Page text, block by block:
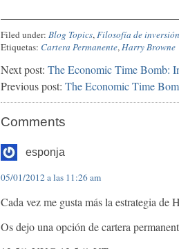
Filed under: Blog Topics,Filosofía de inversión
Etiquetas: Cartera Permanente,Harry Browne
Next post: The Economic Time Bomb:
Previous post: The Economic Time
Comments
esponja
05/01/2012 a las 11:26 am
Cada vez me gusta más la estrategia de
Os dejo una opción de cartera